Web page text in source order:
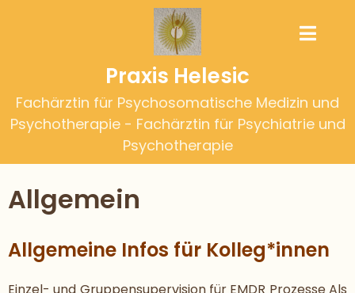
Praxis Helesic
Fachärztin für Psychosomatische Medizin und
Psychotherapie - Fachärztin für Psychiatrie und
Psychotherapie
Allgemein
Allgemeine Infos für Kolleg*innen
Einzel- und Gruppensupervision für EMDR Prozesse Als